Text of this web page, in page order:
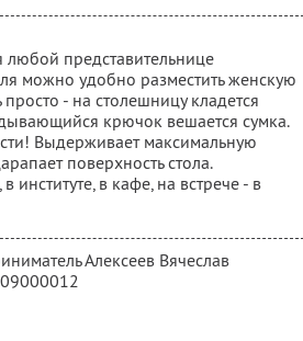
представительнице
можно удобно разместить женскую
- на столешницу кладется
крючок вешается сумка.
Выдерживает максимальную
поверхность стола.
в кафе, на встрече - в
Алексеев Вячеслав